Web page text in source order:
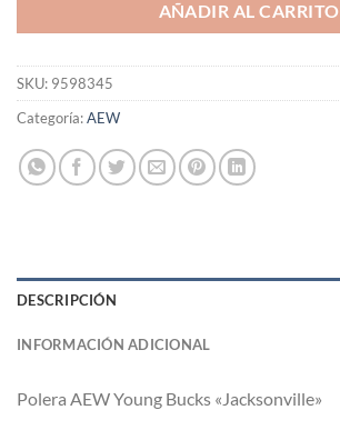
AÑADIR AL CARRITO
SKU: 9598345
Categoría:AEW
DESCRIPCIÓN
INFORMACIÓN ADICIONAL
Polera AEW Young Bucks «Jacksonville»